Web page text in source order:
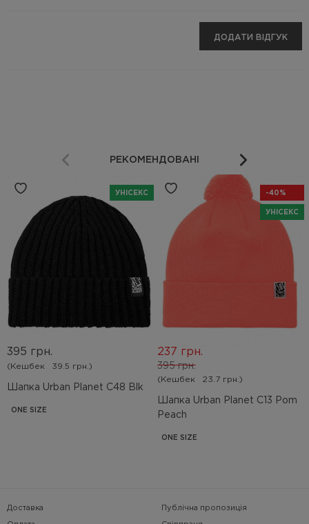
ДОДАТИ ВІДГУК
РЕКОМЕНДОВАНІ
УНІСЕКС
Шапка Urban Planet C48 Blk
395 грн.
(Кешбек 39.5 грн.)
ONE SIZE
-40%
УНІСЕКС
Шапка Urban Planet C13 Pom
Peach
395 грн.
237 грн.
(Кешбек 23.7 грн.)
ONE SIZE
Доставка Публічна пропозиція